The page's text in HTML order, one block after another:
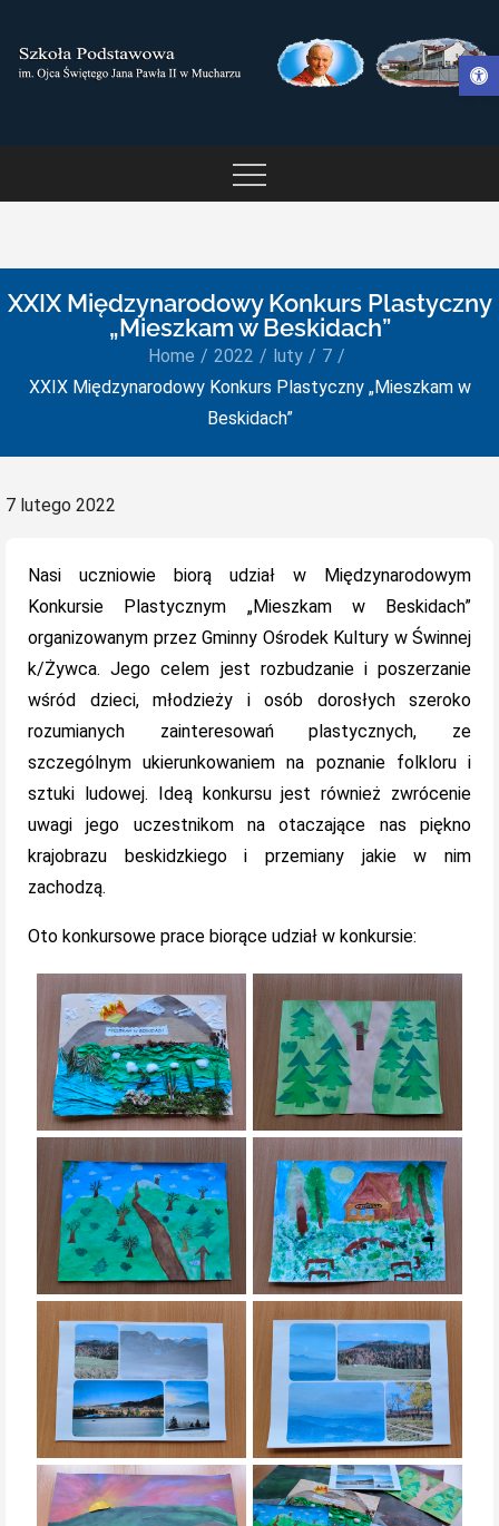
Otwórz pasek narzędzi
content
OJCA ŚWIĘTEGO JANA
XXIX Międzynarodowy Konkurs Plastyczny
„Mieszkam w Beskidach”
Home 2022 luty
7
XXIX Międzynarodowy Konkurs Plastyczny „Mieszkam w
Beskidach”
Posted
7 lutego 2022
Nasi uczniowie biorą udział w Międzynarodowym
Konkursie Plastycznym „Mieszkam w Beskidach”
organizowanym przez Gminny Ośrodek Kultury w Świnnej
k/Żywca. Jego celem jest rozbudzanie i poszerzanie
wśród dzieci, młodzieży i osób dorosłych szeroko
rozumianych zainteresowań plastycznych, ze
szczególnym ukierunkowaniem na poznanie folkloru i
sztuki ludowej. Ideą konkursu jest również zwrócenie
uwagi jego uczestnikom na otaczające nas piękno
krajobrazu beskidzkiego i przemiany jakie w nim
zachodzą.
Oto konkursowe prace biorące udział w konkursie: